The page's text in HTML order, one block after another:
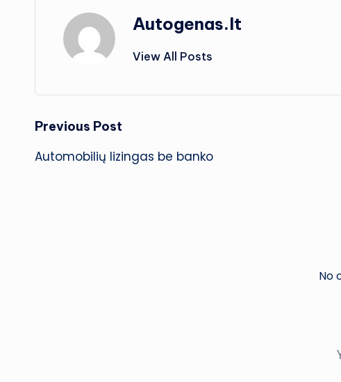
Autogenas.lt
View All Posts
Post
navigation
Previous Post
Automobilių lizingas be banko
No